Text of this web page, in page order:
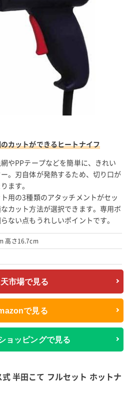
カットができるヒートナイフ
やPPテープなどを簡単に、きれい
。刃自体が発熱するため、切り口が
ます。
用の3種類のアタッチメントがセッ
カット方法が選択できます。専用ボ
ない点もうれしいポイントです。
高さ16.7cm
市場で見る
で見る
ョッピングで見る
半田こて フルセット ホットナ